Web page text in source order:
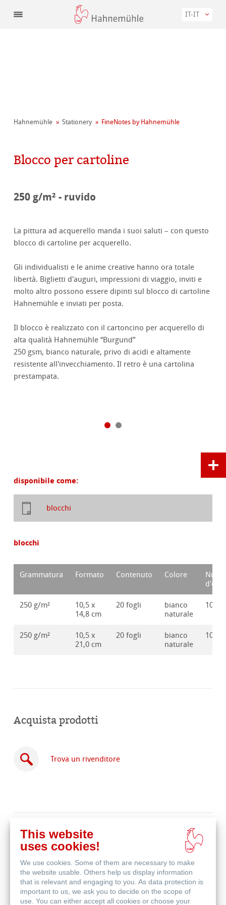
IT-IT
Hahnemühle Stationery FineNotes by Hahnemühle
Blocco per cartoline
250 g/m² - ruvido
La pittura ad acquerello manda i suoi saluti – con questo
blocco di cartoline per acquerello.
Gli individualisti e le anime creative hanno ora totale
libertà. Biglietti d'auguri, impressioni di viaggio, inviti e
molto altro possono essere dipinti sul blocco di cartoline
Hahnemühle e inviati per posta.
Il blocco è realizzato con il cartoncino per acquerello di
alta qualità Hahnemühle “Burgund”
250 gsm, bianco naturale, privo di acidi e altamente
resistente all'invecchiamento. Il retro è una cartolina
prestampata.
disponibile come:
blocchi
blocchi
Grammatura Formato Contenuto Colore
250 g/m²
10,5 x
14,8 cm
20 fogli
bianco
naturale
250 g/m²
10,5 x
21,0 cm
20 fogli
bianco
naturale
Acquista prodotti
Trova un rivenditore
online
Prodotti correlati
This website
uses cookies!
We use cookies. Some of them are necessary to make
the website usable. Others help us display information
that is relevant and engaging to you. As data protection is
important to us, we ask you to decide on the scope of
use. You can either accept all cookies or choose your